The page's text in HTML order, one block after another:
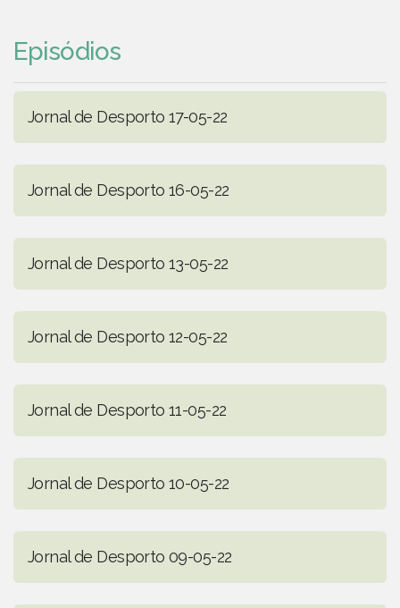
Episódios
Jornal de Desporto 17-05-22
Jornal de Desporto 16-05-22
Jornal de Desporto 13-05-22
Jornal de Desporto 12-05-22
Jornal de Desporto 11-05-22
Jornal de Desporto 10-05-22
Jornal de Desporto 09-05-22